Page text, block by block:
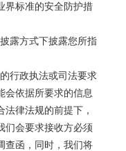
界标准的安全防护措
露方式下披露您所指
行政执法或司法要求
会依据所要求的信息
律法规的前提下，
们会要求接收方必须
查函，同时，我们将